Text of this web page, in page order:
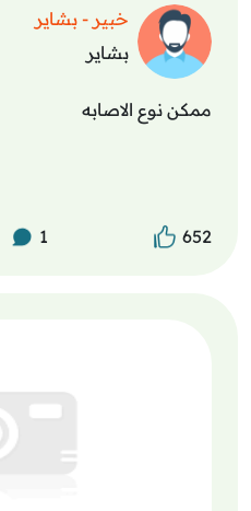
خبير - بشاير
بشاير
ممكن نوع الاصابه
652
1